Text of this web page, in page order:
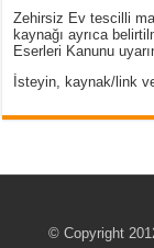
Zehirsiz Ev tescilli
kaynağı ayrıca
Eserleri Kanunu
İsteyin, kaynak/link
© Copyright